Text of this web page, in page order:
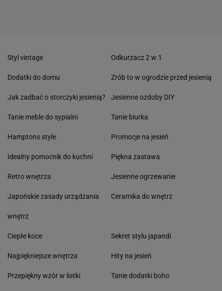
Styl vintage
Dodatki do domu
Jak zadbać o storczyki jesienią?
Tanie meble do sypialni
Hamptons style
Idealny pomocnik do kuchni
Retro wnętrza
Japońskie zasady urządzania
wnętrz
Odkurzacz 2 w 1
Zrób to w ogrodzie przed jesienią
Jesienne ozdoby DIY
Tanie biurka
Promocje na jesień
Piękna zastawa
Jesienne ogrzewanie
Ceramika do wnętrz
Ciepłe koce
Najpiękniejsze wnętrza
Przepiękny wzór w listki
Sekret stylu japandi
Hity na jesień
Tanie dodatki boho